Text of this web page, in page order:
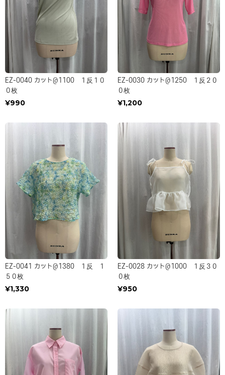
EZ-0040 カット＠1100 １反１０
０枚
¥990
EZ-0030 カット＠1250 １反２０
０枚
¥1,200
EZ-0041 カット＠1380 １反 １
５０枚
¥1,330
EZ-0028 カット＠1000 １反３０
０枚
¥950